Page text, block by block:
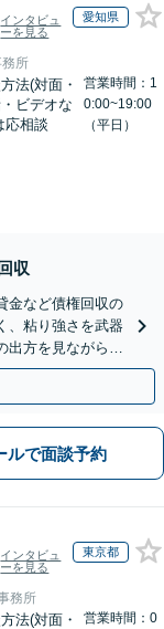
インタビュ
ーを見る
愛知県
所
法(対面・
ビデオな
応相談
営業時間：1
0:00~19:00
（平日）
収
金など債権回収の
、粘り強さを武器
出方を見ながら、
対応可】
ルで面談予約
インタビュ
ーを見る
東京都
務所
法(対面・
営業時間：0